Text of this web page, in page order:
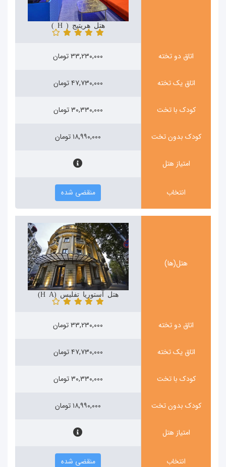
هتل هریتیج ( Heritage )
اتاق دو تخته ۳۳,۲۳۰,۰۰۰ تومان
اتاق یک تخته ۴۷,۷۳۰,۰۰۰ تومان
کودک با تخت ۳۰,۳۳۰,۰۰۰ تومان
کودک بدون تخت ۱۸,۹۹۰,۰۰۰ تومان
امتیاز هتل
انتخاب منقضی شده
هتل(ها)
هتل آستوریا تفلیس (Hotel Astoria)
اتاق دو تخته ۳۳,۲۳۰,۰۰۰ تومان
اتاق یک تخته ۴۷,۷۳۰,۰۰۰ تومان
کودک با تخت ۳۰,۳۳۰,۰۰۰ تومان
کودک بدون تخت ۱۸,۹۹۰,۰۰۰ تومان
امتیاز هتل
انتخاب منقضی شده